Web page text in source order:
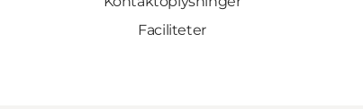
Faciliteter